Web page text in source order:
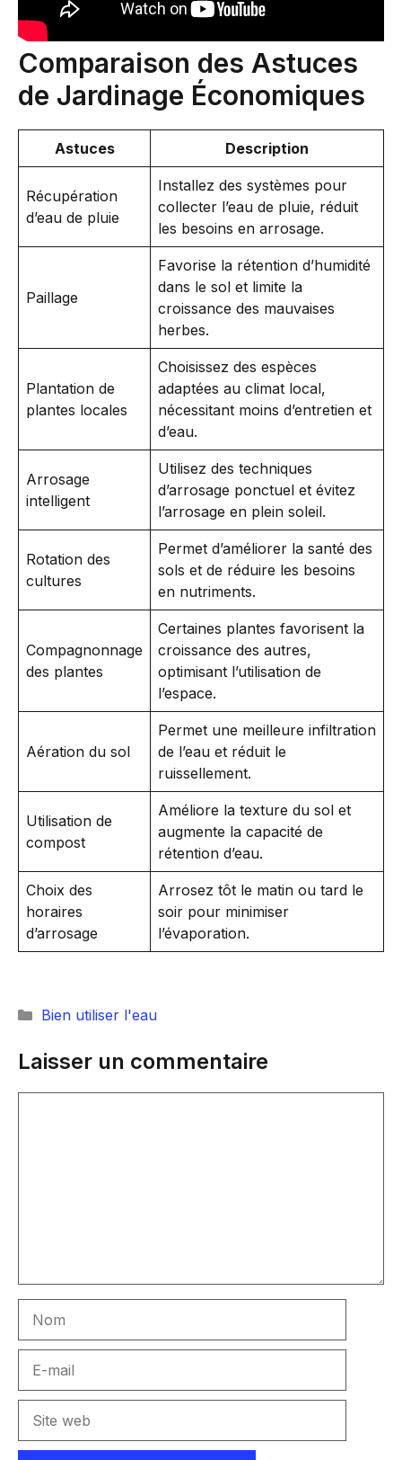
Comparaison des Astuces
de Jardinage Économiques
Astuces Description
Récupération
d’eau de pluie
Installez des systèmes pour
collecter l’eau de pluie, réduit
les besoins en arrosage.
Paillage
Favorise la rétention d’humidité
dans le sol et limite la
croissance des mauvaises
herbes.
Plantation de
plantes locales
Choisissez des espèces
adaptées au climat local,
nécessitant moins d’entretien et
d’eau.
Arrosage
intelligent
Utilisez des techniques
d’arrosage ponctuel et évitez
l’arrosage en plein soleil.
Rotation des
cultures
Permet d’améliorer la santé des
sols et de réduire les besoins
en nutriments.
Compagnonnage
des plantes
Certaines plantes favorisent la
croissance des autres,
optimisant l’utilisation de
l’espace.
Aération du sol
Permet une meilleure infiltration
de l’eau et réduit le
ruissellement.
Utilisation de
compost
Améliore la texture du sol et
augmente la capacité de
rétention d’eau.
Choix des
horaires
d’arrosage
Arrosez tôt le matin ou tard le
soir pour minimiser
l’évaporation.
Catégories
Bien utiliser l'eau
Laisser un commentaire
mail
web